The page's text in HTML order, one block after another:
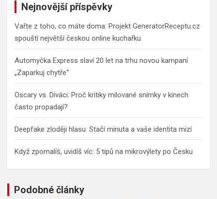
Nejnovější příspěvky
Vařte z toho, co máte doma: Projekt GeneratorReceptu.cz
spouští největší českou online kuchařku
Automyčka Express slaví 20 let na trhu novou kampaní
„Zaparkuj chytře“
Oscary vs. Diváci: Proč kritiky milované snímky v kinech
často propadají?
Deepfake zloději hlasu: Stačí minuta a vaše identita mizí
Když zpomalíš, uvidíš víc: 5 tipů na mikrovýlety po Česku
Podobné články